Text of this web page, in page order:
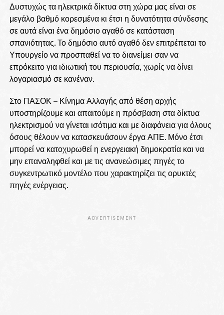
Δυστυχώς τα ηλεκτρικά δίκτυα στη χώρα μας είναι σε
μεγάλο βαθμό κορεσμένα κι έτσι η δυνατότητα σύνδεσης
σε αυτά είναι ένα δημόσιο αγαθό σε κατάσταση
σπανιότητας. Το δημόσιο αυτό αγαθό δεν επιτρέπεται το
Υπουργείο να προσπαθεί να το διανείμει σαν να
επρόκειτο για ιδιωτική του περιουσία, χωρίς να δίνει
λογαριασμό σε κανέναν.
Στο ΠΑΣΟΚ – Κίνημα Αλλαγής από θέση αρχής
υποστηρίζουμε και απαιτούμε η πρόσβαση στα δίκτυα
ηλεκτρισμού να γίνεται ισότιμα και με διαφάνεια για όλους
όσους θέλουν να κατασκευάσουν έργα ΑΠΕ. Μόνο έτσι
μπορεί να κατοχυρωθεί η ενεργειακή δημοκρατία και να
μην επαναληφθεί και με τις ανανεώσιμες πηγές το
συγκεντρωτικό μοντέλο που χαρακτηρίζει τις ορυκτές
πηγές ενέργειας.
ADVERTISEMENT